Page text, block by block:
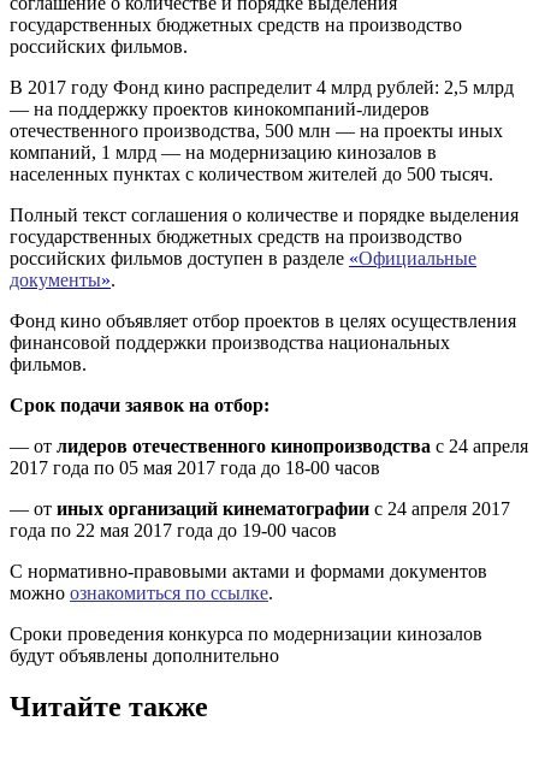
государственных бюджетных средств на производство
российских фильмов.
В 2017 году Фонд кино распределит 4 млрд рублей: 2,5 млрд
— на поддержку проектов кинокомпаний-лидеров
отечественного производства, 500 млн — на проекты иных
компаний, 1 млрд — на модернизацию кинозалов в
населенных пунктах с количеством жителей до 500 тысяч.
Полный текст соглашения о количестве и порядке выделения
государственных бюджетных средств на производство
российских фильмов доступен в разделе «Официальные
документы».
Фонд кино объявляет отбор проектов в целях осуществления
финансовой поддержки производства национальных
фильмов.
Срок подачи заявок на отбор:
— от лидеров отечественного кинопроизводства с 24 апреля
2017 года по 05 мая 2017 года до 18-00 часов
— от иных организаций кинематографии с 24 апреля 2017
года по 22 мая 2017 года до 19-00 часов
С нормативно-правовыми актами и формами документов
можно ознакомиться по ссылке.
Сроки проведения конкурса по модернизации кинозалов
будут объявлены дополнительно
Читайте также